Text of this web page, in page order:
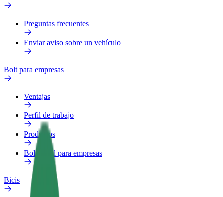
Preguntas frecuentes
Enviar aviso sobre un vehículo
Bolt para empresas
Ventajas
Perfil de trabajo
Productos
Bolt Food para empresas
Bicis